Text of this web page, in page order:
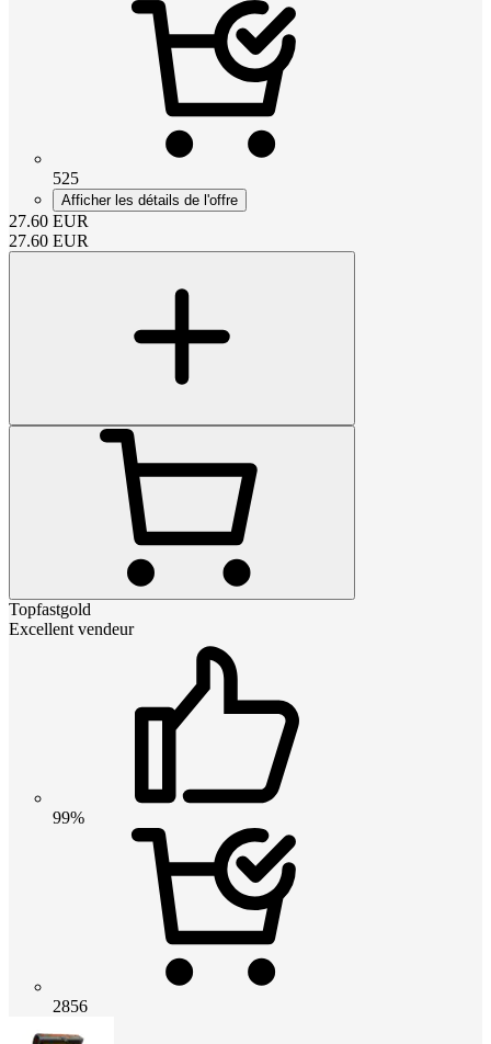
525
Afficher les détails de l'offre
27.60 EUR
27.60 EUR
Topfastgold
Excellent vendeur
99%
2856